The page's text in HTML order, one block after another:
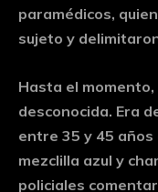
paramédicos,
sujeto y
Hasta el
desconocida. Era
entre 35 y 45
mezclilla azul y
policiales